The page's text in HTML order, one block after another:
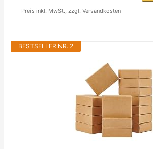
Preis inkl. MwSt., zzgl. Versandkosten
BESTSELLER NR. 2